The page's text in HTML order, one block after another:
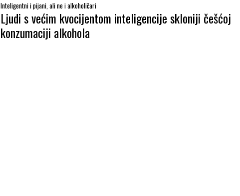
Inteligentni i pijani, ali ne i alkoholičari
Ljudi s većim kvocijentom inteligencije skloniji češćoj
konzumaciji alkohola